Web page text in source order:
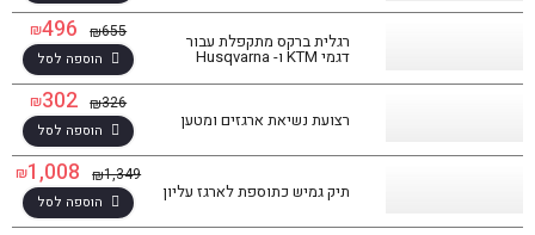
רגלית ברקס מתקפלת עבור
דגמי KTM ו- Husqvarna
₪655
₪496
הוספה לסל
רצועת נשיאת ארגזים ומטען
₪326
₪302
הוספה לסל
תיק גמיש כתוספת לארגז עליון
₪1,349
₪1,008
הוספה לסל